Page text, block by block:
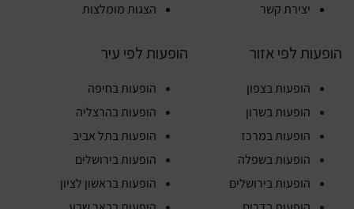
יצירת קשר
הצגות מומלצות
הופעות לפי אזור
הופעות בצפון
הופעות בשרון
הופעות במרכז
הופעות בשפלה
הופעות בירושלים
הופעות לפי עיר
הופעות בחיפה
הופעות בהרצליה
הופעות בתל אביב
הופעות בירושלים
הופעות בראשון לציון